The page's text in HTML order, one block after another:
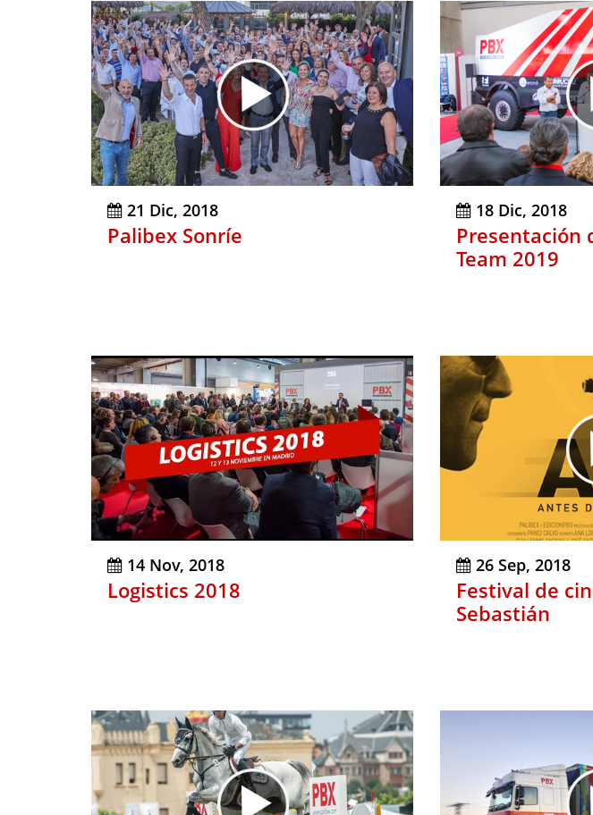
21 Dic, 2018
Palibex Sonríe
18 Dic, 2018
Presentación
Team 2019
14 Nov, 2018
Logistics 2018
26 Sep, 2018
Festival de
Sebastián